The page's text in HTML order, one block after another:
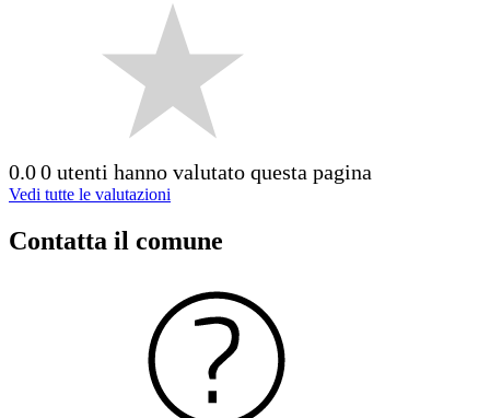
0.00 utenti hanno valutato questa pagina
Vedi tutte le valutazioni
Contatta il comune